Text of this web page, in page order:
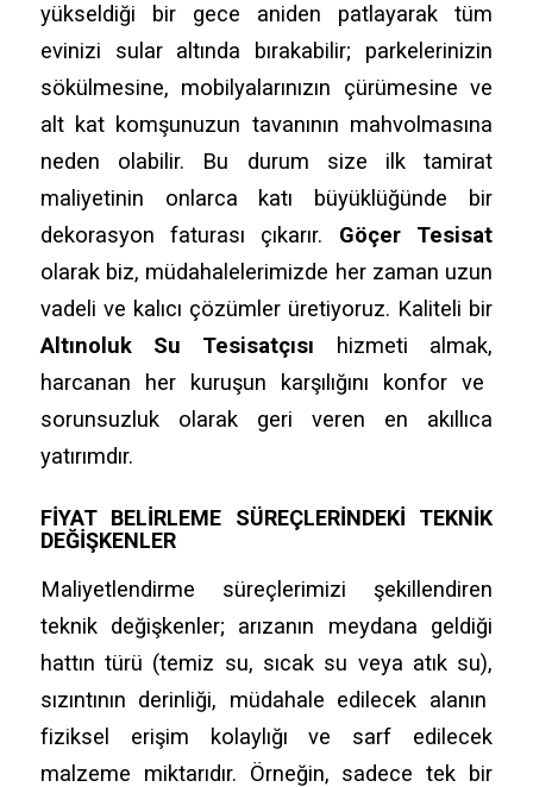
yükseldiği bir gece aniden patlayarak tüm
evinizi sular altında bırakabilir; parkelerinizin
sökülmesine, mobilyalarınızın çürümesine ve
alt kat komşunuzun tavanının mahvolmasına
neden olabilir. Bu durum size ilk tamirat
maliyetinin onlarca katı büyüklüğünde bir
dekorasyon faturası çıkarır.
Göçer Tesisat
olarak biz, müdahalelerimizde her zaman uzun
vadeli ve kalıcı çözümler üretiyoruz. Kaliteli bir
Altınoluk Su Tesisatçısı hizmeti almak,
harcanan her kuruşun karşılığını konfor ve
sorunsuzluk olarak geri veren en akıllıca
yatırımdır.
FIYAT BELIRLEME SÜREÇLERINDEKI TEKNIK
DEĞIŞKENLER
Maliyetlendirme süreçlerimizi şekillendiren
teknik değişkenler; arızanın meydana geldiği
hattın türü (temiz su, sıcak su veya atık su),
sızıntının derinliği, müdahale edilecek alanın
fiziksel erişim kolaylığı ve sarf edilecek
malzeme miktarıdır. Örneğin, sadece tek bir